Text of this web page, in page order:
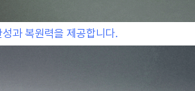
과 복원력을 제공합니다.